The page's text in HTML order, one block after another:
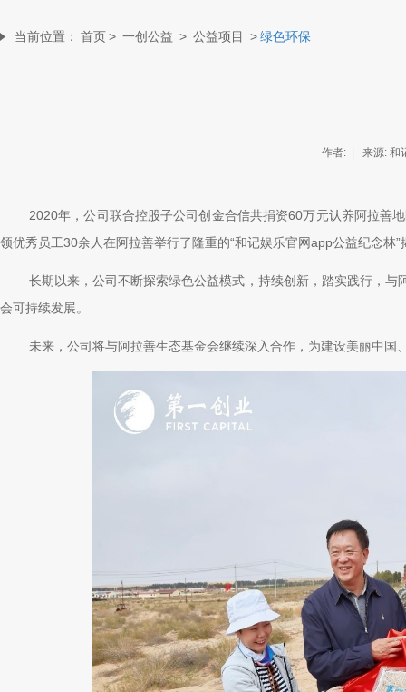
当前位置： 首页> 一创公益 > 公益项目 >绿色环保
作者: | 来源: 和
2020年，公司联合控股子公司创金合信共捐资60万元认养阿拉善
领优秀员工30余人在阿拉善举行了隆重的“和记娱乐官网app公益纪念林
长期以来，公司不断探索绿色公益模式，持续创新，踏实践
会可持续发展。
未来，公司将与阿拉善生态基金会继续深入合作，为建设美丽中国